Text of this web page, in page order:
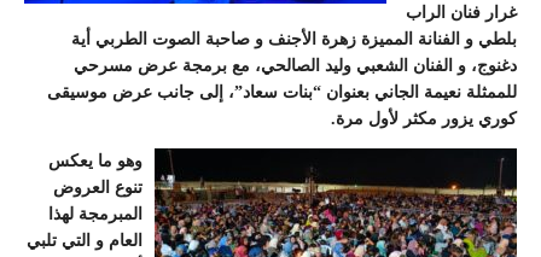
غرار فنان الراب
بلطي و الفنانة المميزة زهرة الأجنف و صاحبة الصوت الطربي أية
دغنوج، و الفنان الشعبي وليد الصالحي، مع برمجة عرض مسرحي
للممثلة نعيمة الجاني بعنوان “بنات سعاد”، إلى جانب عرض موسيقى
كوري يزور مكثر لأول مرة.
وهو ما يعكس
تنوع العروض
المبرمجة لهذا
العام و التي تلبي